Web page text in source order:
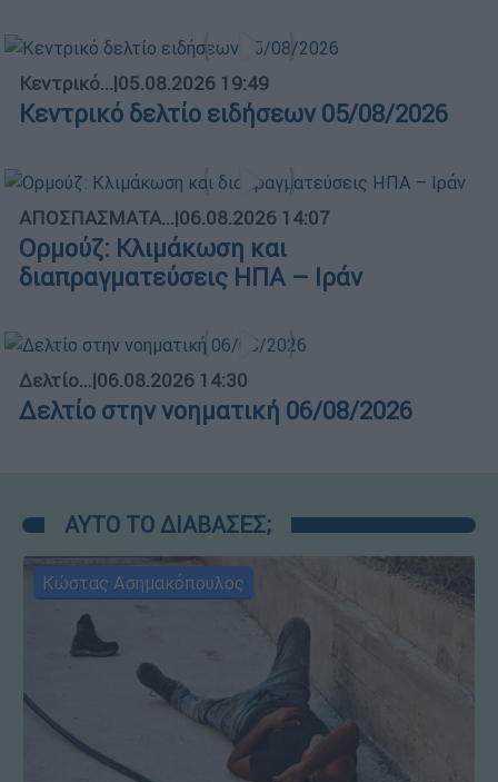
Κεντρικό...|05.08.2026 19:49
Κεντρικό δελτίο ειδήσεων 05/08/2026
ΑΠΟΣΠΑΣΜΑΤΑ...|06.08.2026 14:07
Ορμούζ: Κλιμάκωση και
διαπραγματεύσεις ΗΠΑ – Ιράν
Δελτίο...|06.08.2026 14:30
Δελτίο στην νοηματική 06/08/2026
ΑΥΤΟ ΤΟ ΔΙΑΒΑΣΕΣ;
Κώστας Ασημακόπουλος